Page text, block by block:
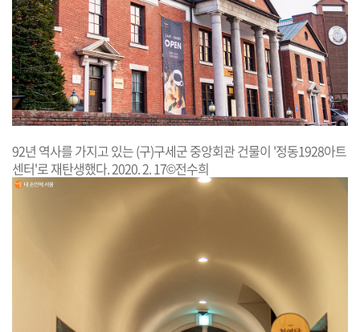
92년 역사를 가지고 있는 (구)구세군 중앙회관 건물이 '정동1928아트
센터'로 재탄생했다. 2020. 2. 17©전수희